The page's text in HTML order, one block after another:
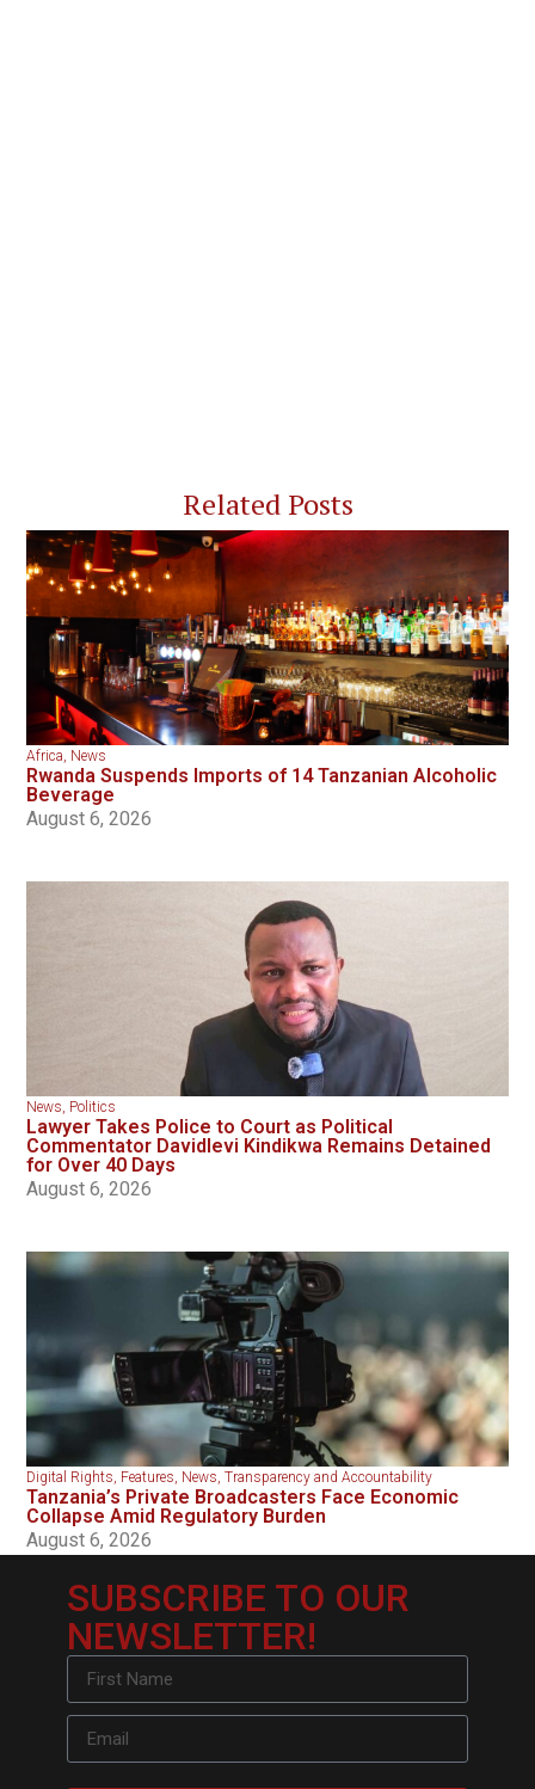
Related Posts
Africa, News
Rwanda Suspends Imports of 14 Tanzanian Alcoholic
Beverage
August 6, 2026
News, Politics
Lawyer Takes Police to Court as Political
Commentator Davidlevi Kindikwa Remains Detained
for Over 40 Days
August 6, 2026
Digital Rights, Features, News,Transparency and Accountability
Tanzania’s Private Broadcasters Face Economic
Collapse Amid Regulatory Burden
August 6, 2026
SUBSCRIBE TO OUR
NEWSLETTER!